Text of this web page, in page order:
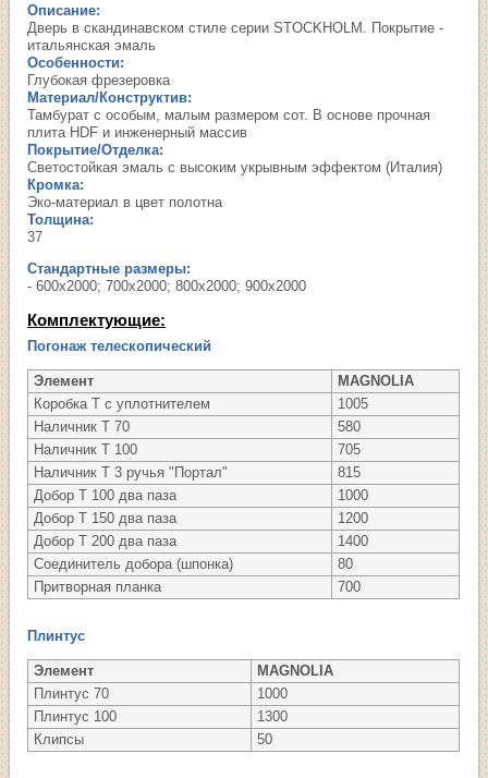
Описание:
Дверь в скандинавском стиле серии STOCKHOLM. Покрытие -
итальянская эмаль
Особенности:
Глубокая фрезеровка
Материал/Конструктив:
Тамбурат с особым, малым размером сот. В основе прочная
плита HDF и инженерный массив
Покрытие/Отделка:
Светостойкая эмаль с высоким укрывным эффектом (Италия)
Кромка:
Эко-материал в цвет полотна
Толщина:
37
Стандартные размеры:
- 600х2000; 700х2000; 800х2000; 900х2000
Комплектующие:
Погонаж телескопический
Элемент
MAGNOLIA
Коробка Т с уплотнителем
1005
Наличник Т 70
580
Наличник Т 100
705
Наличник Т 3 ручья "Портал"
815
Добор Т 100 два паза
1000
Добор Т 150 два паза
1200
Добор Т 200 два паза
1400
Соединитель добора (шпонка)
80
Притворная планка
700
Плинтус
Элемент
MAGNOLIA
Плинтус 70
1000
Плинтус 100
1300
Клипсы
50